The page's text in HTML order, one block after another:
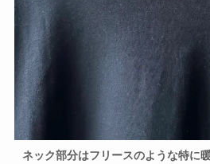
ネック部分はフリースのような特に